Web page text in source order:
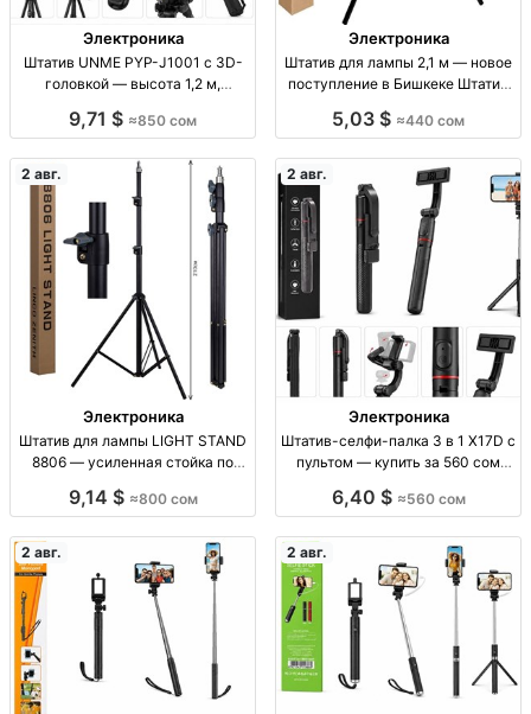
Электроника
Штатив UNME PYP-J1001 с 3D-
головкой — высота 1,2 м,
PYP-J1001, 3D-головка, высота
быстросъемная площадка 1/4,
9,71 $ ≈850 сом
Электроника
Штатив для лампы 2,1 м — новое
поступление в Бишкеке Штатив
Бишкек
5,03 $ ≈440 сом
2 авг.
Электроника
Штатив для лампы LIGHT STAND
8806 — усиленная стойка по
лампы, LIGHT STAND 8806,
9,14 $ ≈800 сом
2 авг.
Электроника
Штатив-селфи-палка 3 в 1 X17D с
пультом — купить за 560 сом
пульт ДУ, для смартфона,
6,40 $ ≈560 сом
2 авг. 2 авг.